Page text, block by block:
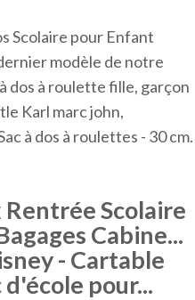
Scolaire pour Enfant
modèle de notre
dos à roulette fille, garçon
Karl marc john,
à dos à roulettes - 30 cm.
Rentrée Scolaire
Cabine...
- Cartable
pour...